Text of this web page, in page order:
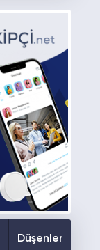
Düşenler